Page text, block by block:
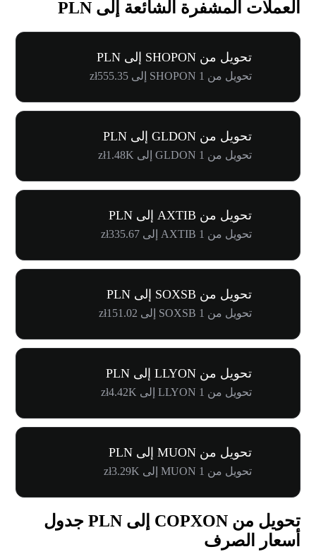
العملات المشفرة الشائعة إلى PLN
تحويل من SHOPON إلى PLN
تحويل من 1 SHOPON إلى zł555.35
تحويل من GLDON إلى PLN
تحويل من 1 GLDON إلى zł1.48K
تحويل من AXTIB إلى PLN
تحويل من 1 AXTIB إلى zł335.67
تحويل من SOXSB إلى PLN
تحويل من 1 SOXSB إلى zł151.02
تحويل من LLYON إلى PLN
تحويل من 1 LLYON إلى zł4.42K
تحويل من MUON إلى PLN
تحويل من 1 MUON إلى zł3.29K
تحويل من COPXON إلى PLN جدول
أسعار الصرف